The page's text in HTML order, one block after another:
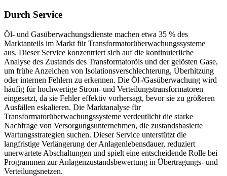
Durch Service
Öl- und Gasüberwachungsdienste machen etwa 35 % des
Marktanteils im Markt für Transformatorüberwachungssysteme
aus. Dieser Service konzentriert sich auf die kontinuierliche
Analyse des Zustands des Transformatoröls und der gelösten Gase,
um frühe Anzeichen von Isolationsverschlechterung, Überhitzung
oder internen Fehlern zu erkennen. Die Öl-/Gasüberwachung wird
häufig für hochwertige Strom- und Verteilungstransformatoren
eingesetzt, da sie Fehler effektiv vorhersagt, bevor sie zu größeren
Ausfällen eskalieren. Die Marktanalyse für
Transformatorüberwachungssysteme verdeutlicht die starke
Nachfrage von Versorgungsunternehmen, die zustandsbasierte
Wartungsstrategien suchen. Dieser Service unterstützt die
langfristige Verlängerung der Anlagenlebensdauer, reduziert
unerwartete Abschaltungen und spielt eine entscheidende Rolle bei
Programmen zur Anlagenzustandsbewertung in Übertragungs- und
Verteilungsnetzen.